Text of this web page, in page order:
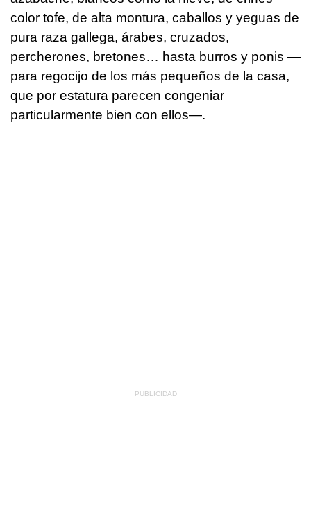
color tofe, de alta montura, caballos y yeguas de
pura raza gallega, árabes, cruzados,
percherones, bretones… hasta burros y ponis —
para regocijo de los más pequeños de la casa,
que por estatura parecen congeniar
particularmente bien con ellos—.